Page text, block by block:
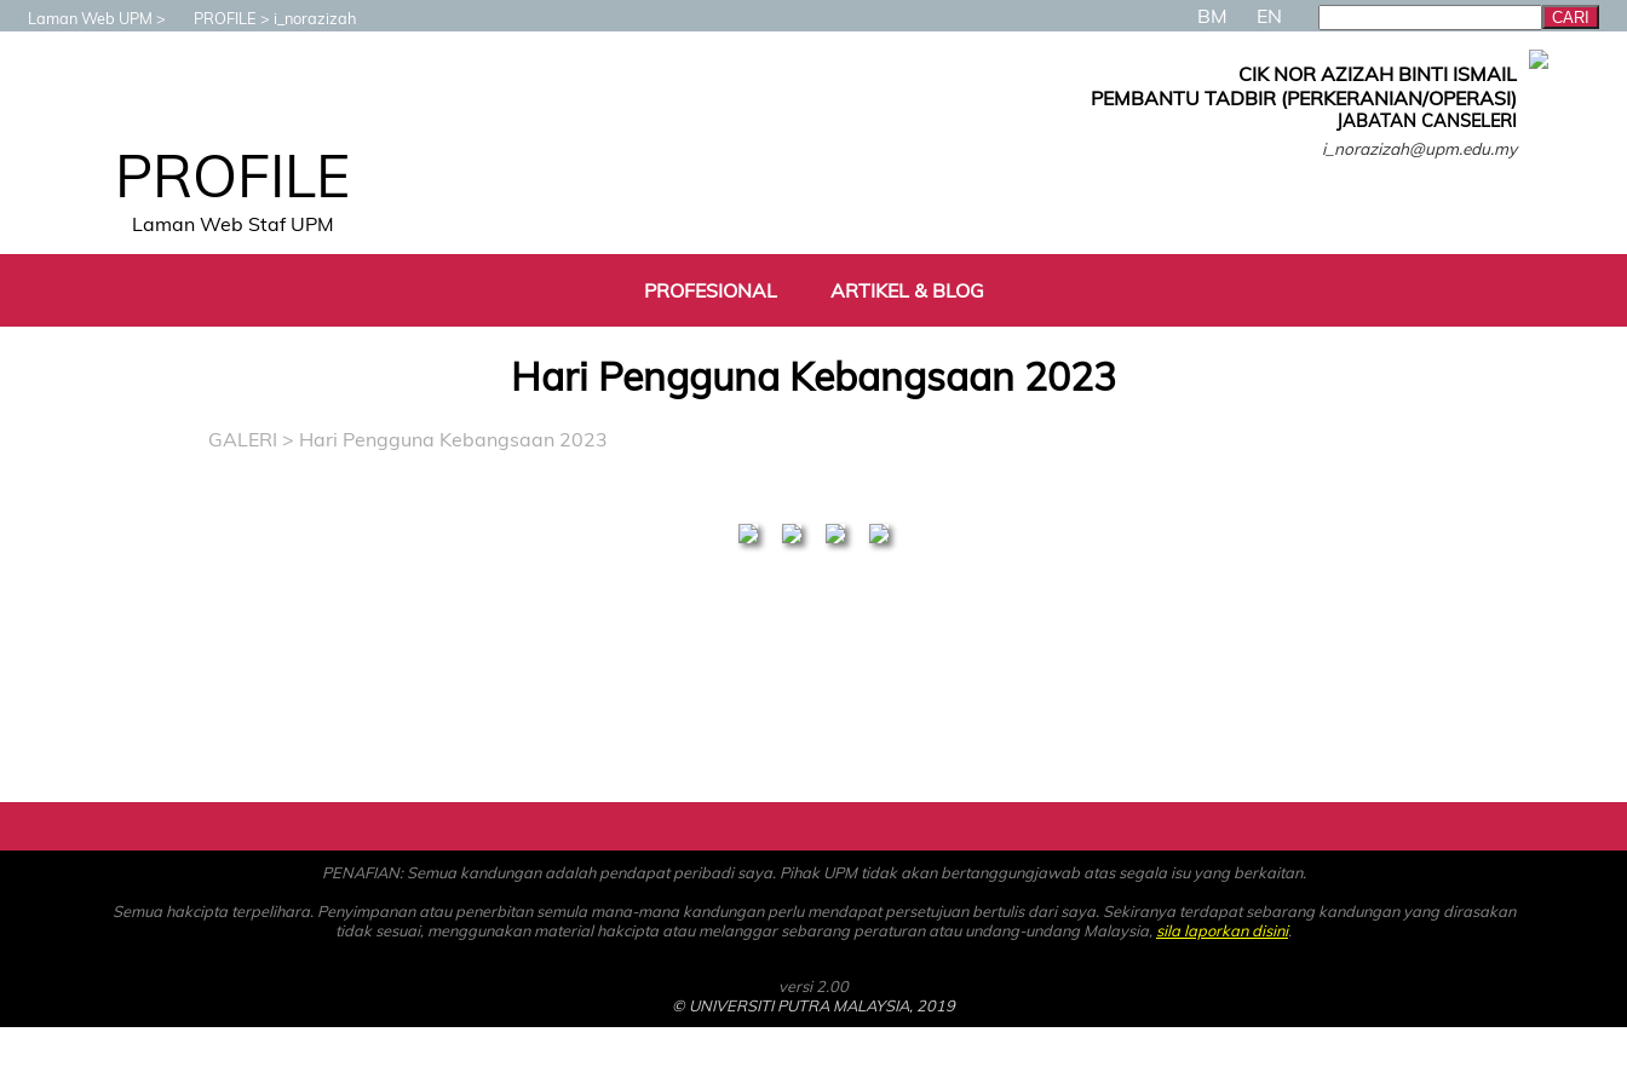
Laman Web UPM PROFILE i_norazizah BM EN
PROFILE
Laman Web Staf UPM
CIK NOR AZIZAH BINTI ISMAIL
PEMBANTU TADBIR (PERKERANIAN/OPERASI)
JABATAN CANSELERI
i_norazizah@upm.edu.my
PROFESIONAL ARTIKEL & BLOG
Hari Pengguna Kebangsaan 2023
GALERI > Hari Pengguna Kebangsaan 2023
PENAFIAN: Semua kandungan adalah pendapat peribadi saya. Pihak UPM tidak akan bertanggungjawab atas segala isu yang berkaitan.
Semua hakcipta terpelihara. Penyimpanan atau penerbitan semula mana-mana kandungan perlu mendapat persetujuan bertulis dari saya. Sekiranya terdapat sebarang kandungan yang dirasakan
tidak sesuai, menggunakan material hakcipta atau melanggar sebarang peraturan atau undang-undang Malaysia, sila laporkan disini.
versi 2.00
© UNIVERSITI PUTRA MALAYSIA, 2019